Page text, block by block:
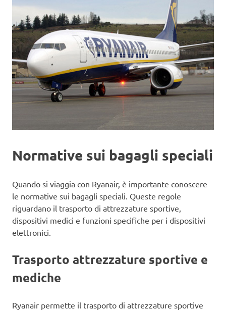
Normative sui bagagli speciali
Quando si viaggia con Ryanair, è importante conoscere
le normative sui bagagli speciali. Queste regole
riguardano il trasporto di attrezzature sportive,
dispositivi medici e funzioni specifiche per i dispositivi
elettronici.
Trasporto attrezzature sportive e
mediche
Ryanair permette il trasporto di attrezzature sportive